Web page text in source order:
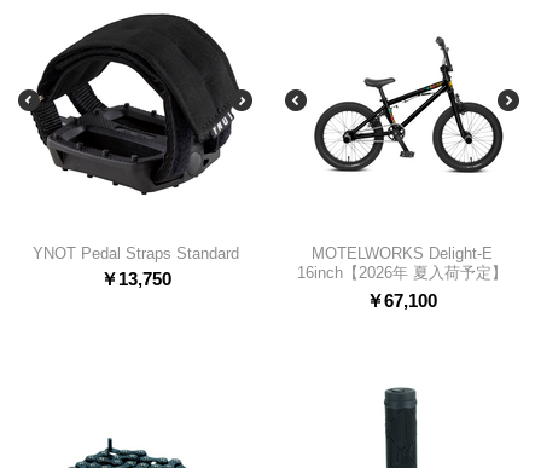
YNOT Pedal Straps Standard
￥13,750
MOTELWORKS Delight-E
16inch【2026年 夏入荷予定】
￥67,100